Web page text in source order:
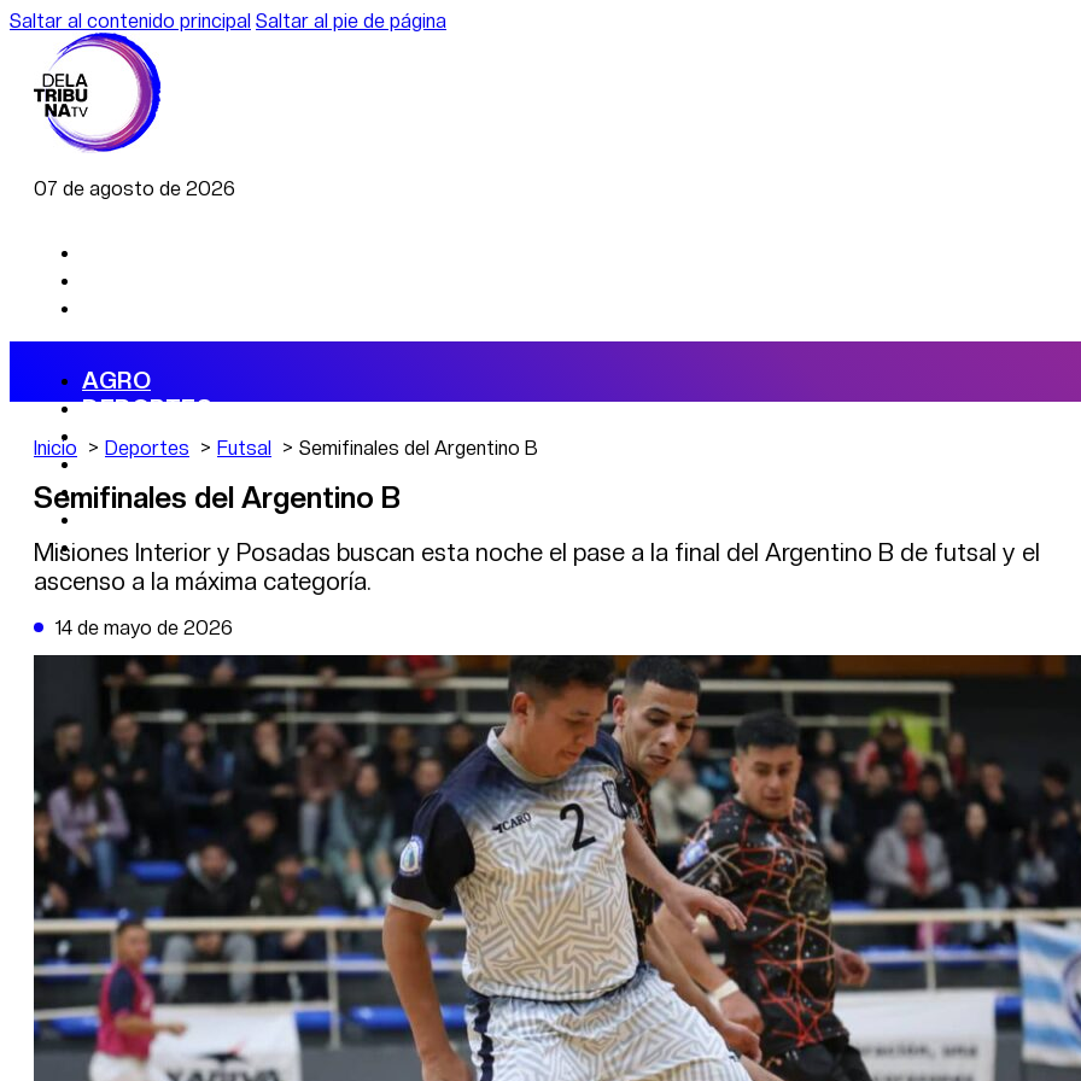
Saltar al contenido principal Saltar al pie de página
07 de agosto de 2026
AGRO
DEPORTES
ECONOMÍA
POLÍTICA
CAMBIO CLIMÁTICO
DE LA TRIBUNA TV
Inicio Deportes Futsal Semifinales del Argentino B
Semifinales del Argentino B
Misiones Interior y Posadas buscan esta noche el pase a la final del Argentino B de futsal y el
ascenso a la máxima categoría.
14 de mayo de 2026